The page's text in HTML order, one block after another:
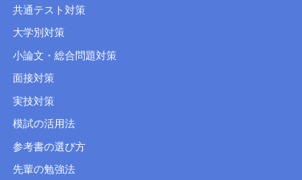
共通テスト対策
大学別対策
小論文・総合問題対策
面接対策
実技対策
模試の活用法
参考書の選び方
先輩の勉強法